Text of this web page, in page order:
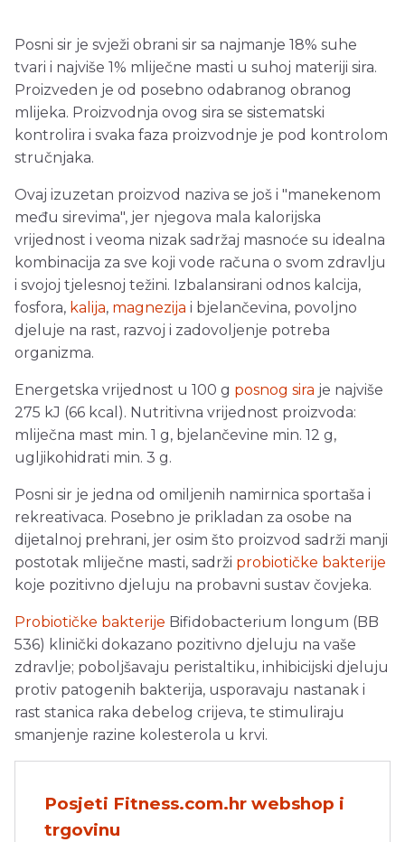
Posni sir je svježi obrani sir sa najmanje 18% suhe
tvari i najviše 1% mliječne masti u suhoj materiji sira.
Proizveden je od posebno odabranog obranog
mlijeka. Proizvodnja ovog sira se sistematski
kontrolira i svaka faza proizvodnje je pod kontrolom
stručnjaka.
Ovaj izuzetan proizvod naziva se još i "manekenom
među sirevima", jer njegova mala kalorijska
vrijednost i veoma nizak sadržaj masnoće su idealna
kombinacija za sve koji vode računa o svom zdravlju
i svojoj tjelesnoj težini. Izbalansirani odnos kalcija,
fosfora, kalija, magnezija i bjelančevina, povoljno
djeluje na rast, razvoj i zadovoljenje potreba
organizma.
Energetska vrijednost u 100 g posnog sira je najviše
275 kJ (66 kcal). Nutritivna vrijednost proizvoda:
mliječna mast min. 1 g, bjelančevine min. 12 g,
ugljikohidrati min. 3 g.
Posni sir je jedna od omiljenih namirnica sportaša i
rekreativaca. Posebno je prikladan za osobe na
dijetalnoj prehrani, jer osim što proizvod sadrži manji
postotak mliječne masti, sadrži probiotičke bakterije
koje pozitivno djeluju na probavni sustav čovjeka.
Probiotičke bakterije Bifidobacterium longum (BB
536) klinički dokazano pozitivno djeluju na vaše
zdravlje; poboljšavaju peristaltiku, inhibicijski djeluju
protiv patogenih bakterija, usporavaju nastanak i
rast stanica raka debelog crijeva, te stimuliraju
smanjenje razine kolesterola u krvi.
Posjeti Fitness.com.hr webshop i
trgovinu